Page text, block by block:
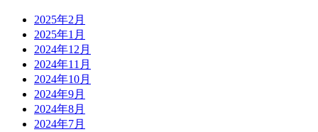
2025年2月
2025年1月
2024年12月
2024年11月
2024年10月
2024年9月
2024年8月
2024年7月